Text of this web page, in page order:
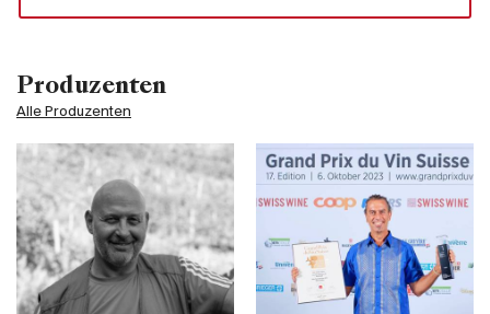
Produzenten
Alle Produzenten